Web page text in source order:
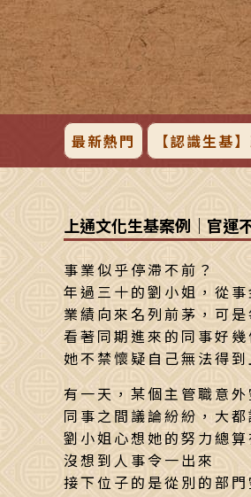
最新熱門 【認識生基
上通文化生基案例｜官運
事業似乎停滯不前？
年過三十的劉小姐，從
業績向來名列前茅，可
看著同期進來的同事好
她不禁懷疑自己無法得
有一天，某個主管職意
同事之間議論紛紛，大
劉小姐心想她的努力總算
沒想到人事令一出來
接下位子的是從別的部